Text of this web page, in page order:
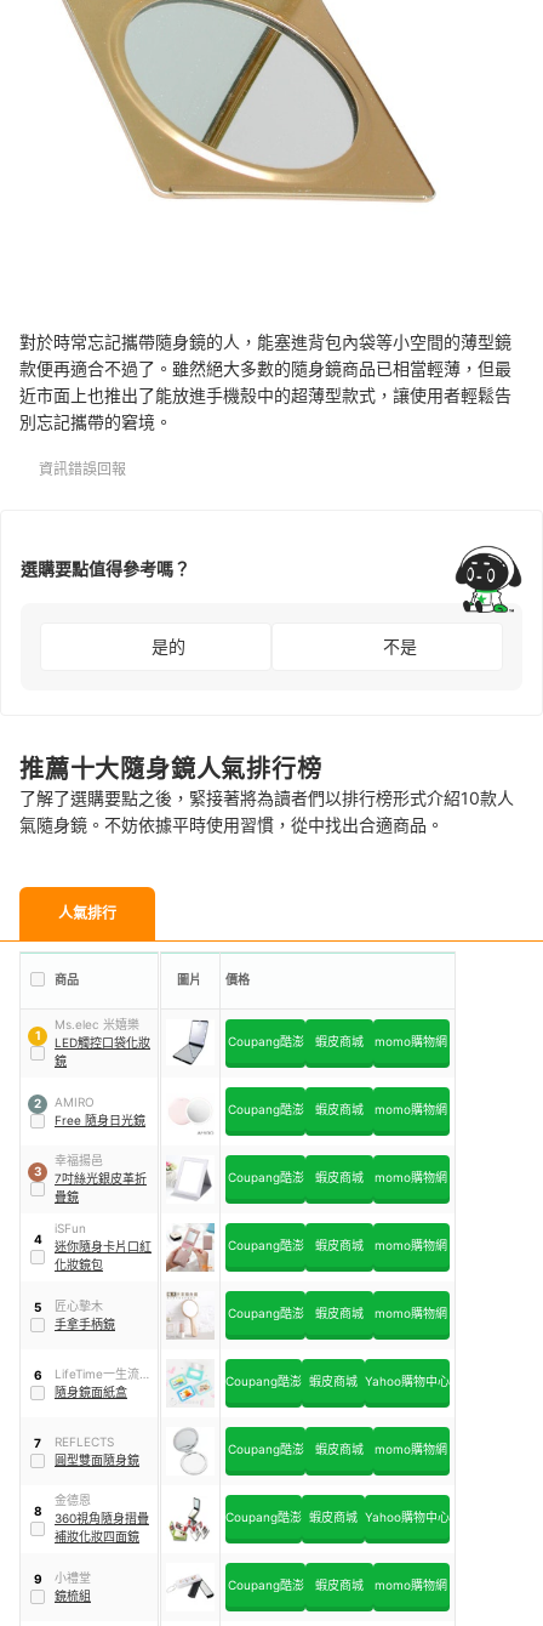
對於時常忘記攜帶隨身鏡的人，能塞進背包內袋等小空間的薄型鏡
款便再適合不過了。雖然絕大多數的隨身鏡商品已相當輕薄，但最
近市面上也推出了能放進手機殼中的超薄型款式，讓使用者輕鬆告
別忘記攜帶的窘境。
資訊錯誤回報
選購要點值得參考嗎？
是的 不是
推薦十大隨身鏡人氣排行榜
了解了選購要點之後，緊接著將為讀者們以排行榜形式介紹10款人
氣隨身鏡。不妨依據平時使用習慣，從中找出合適商品。
人氣排行
商品 圖片 價格
1
Ms.elec 米嬉樂
LED觸控口袋化妝
鏡
Coupang酷澎 蝦皮商城 momo購物網
2
AMIRO
Free 隨身日光鏡
Coupang酷澎 蝦皮商城 momo購物網
3
幸福揚邑
7吋絲光銀皮革折
疊鏡
Coupang酷澎 蝦皮商城 momo購物網
4
iSFun
迷你隨身卡片口紅
化妝鏡包
Coupang酷澎 蝦皮商城 momo購物網
5
匠心摯木
手拿手柄鏡
Coupang酷澎 蝦皮商城 momo購物網
6
LifeTime一生流行
館
隨身鏡面紙盒
Coupang酷澎 蝦皮商城 Yahoo購物中心
7
REFLECTS
圓型雙面隨身鏡
Coupang酷澎 蝦皮商城 momo購物網
8
金德恩
360視角隨身摺疊
補妝化妝四面鏡
Coupang酷澎 蝦皮商城 Yahoo購物中心
9
小禮堂
鏡梳組
Coupang酷澎 蝦皮商城 momo購物網